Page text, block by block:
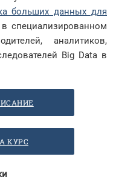
больших данных для
в специализированном
аналитиков,
Big Data в
КУРС